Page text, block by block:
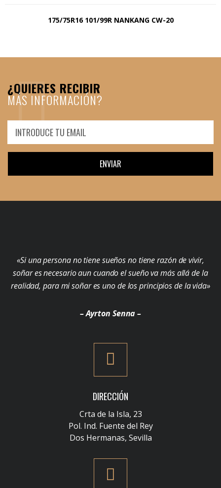
175/75R16 101/99R NANKANG CW-20
¿QUIERES RECIBIR
MÁS INFORMACIÓN?
ENVIAR
«Si una persona no tiene sueños no tiene razón de vivir,
soñar es necesario aun cuando el sueño va más allá de la
realidad, para mi soñar es uno de los principios de la vida»
– Ayrton Senna –
DIRECCIÓN
Crta de la Isla, 23
Pol. Ind. Fuente del Rey
Dos Hermanas, Sevilla